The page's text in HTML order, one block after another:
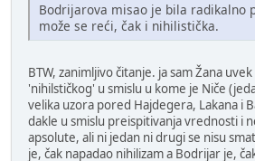
Bodrijarova misao je bila radikalno
može se reći, čak i nihilistička.
BTW, zanimljivo čitanje. ja sam Žana
'nihilstičkog' u smislu u kome je Niče
velika uzora pored Hajdegera, Lakana i
dakle u smislu preispitivanja vrednosti i
apsolute, ali ni jedan ni drugi se nisu
je, čak napadao nihilizam a Bodrijar je,